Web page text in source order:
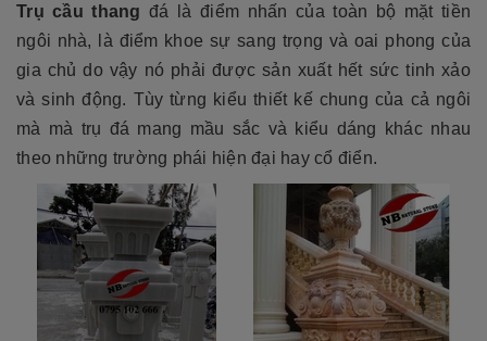
Trụ cầu thangđá là điểm nhấn của toàn bộ mặt tiền
ngôi nhà, là điểm khoe sự sang trọng và oai phong của
gia chủ do vậy nó phải được sản xuất hết sức tinh xảo
và sinh động. Tùy từng kiểu thiết kế chung của cả ngôi
mà mà trụ đá mang mầu sắc và kiểu dáng khác nhau
theo những trường phái hiện đại hay cổ điển.